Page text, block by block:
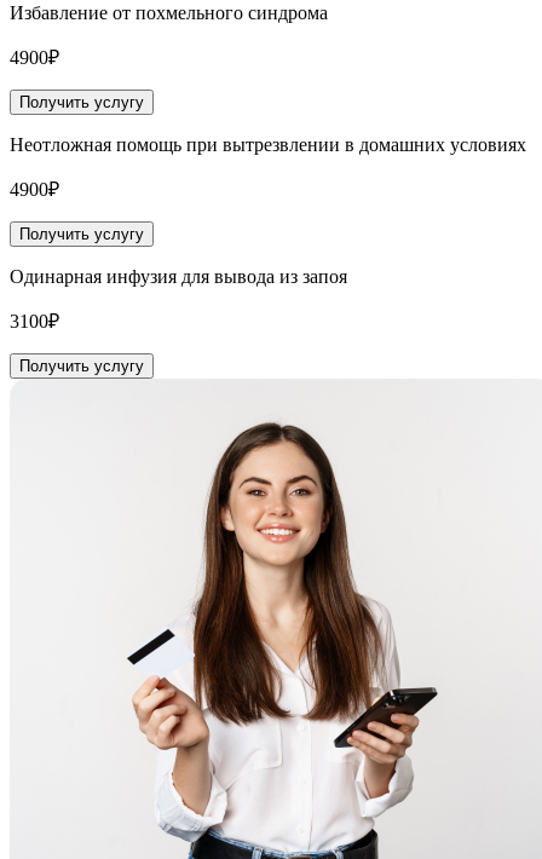
Избавление от похмельного синдрома
4900₽
Получить услугу
Неотложная помощь при вытрезвлении в домашних условиях
4900₽
Получить услугу
Одинарная инфузия для вывода из запоя
3100₽
Получить услугу